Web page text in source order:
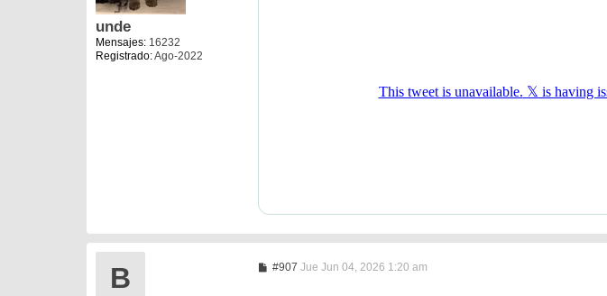
unde
Mensajes: 16232
Registrado:Ago-2022
B #907MJue Jun 04, 2026 1:20 am